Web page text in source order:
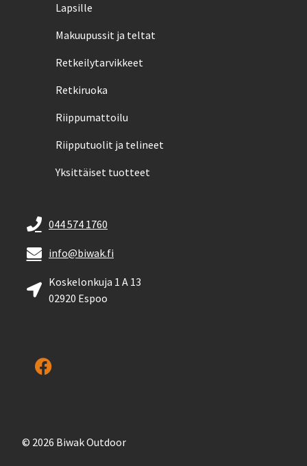
Lapsille
Makuupussit ja teltat
Retkeilytarvikkeet
Retkiruoka
Riippumattoilu
Riipputuolit ja telineet
Yksittäiset tuotteet
044 574 1760
info@biwak.fi
Koskelonkuja 1 A 13
02920 Espoo
© 2026 Biwak Outdoor